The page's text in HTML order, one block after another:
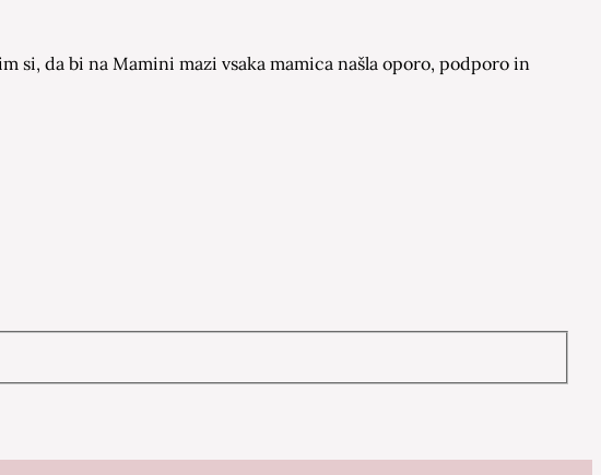
si, da bi na Mamini mazi vsaka mamica našla oporo, podporo in